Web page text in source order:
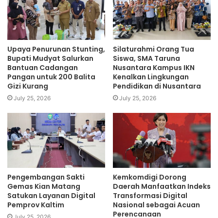
nasional. Karena itu, FIFA tak tanggung-tanggung
memberikan hukuman berat pada mereka. (okezone)
Upaya Penurunan Stunting,
Bupati Mudyat Salurkan
Bantuan Cadangan
Pangan untuk 200 Balita
Gizi Kurang
July 25, 2026
Silaturahmi Orang Tua
Siswa, SMA Taruna
Nusantara Kampus IKN
Kenalkan Lingkungan
Pendidikan di Nusantara
July 25, 2026
Pengembangan Sakti
Gemas Kian Matang
Satukan Layanan Digital
Pemprov Kaltim
Kemkomdigi Dorong
Daerah Manfaatkan Indeks
Transformasi Digital
Nasional sebagai Acuan
Perencanaan